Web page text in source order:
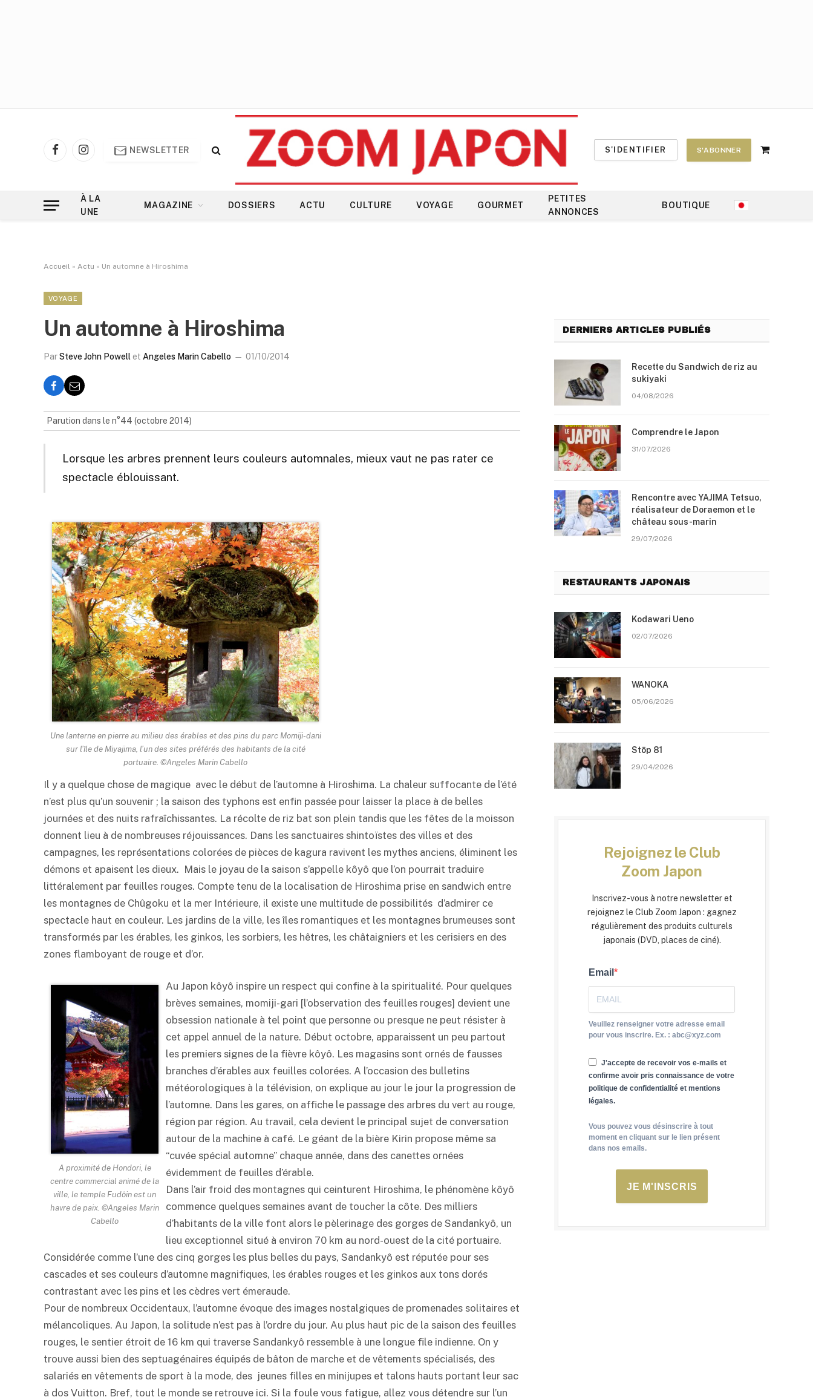
FacebookInstagram
NEWSLETTER S'IDENTIFIER S'ABONNER
Shopping
À LA
UNE
MAGAZINE DOSSIERS ACTU CULTURE VOYAGE GOURMET
PETITES
ANNONCES
BOUTIQUE
Accueil » Actu » Un automne à Hiroshima
VOYAGE
Un automne à Hiroshima
ParSteve John Powell et Angeles Marin Cabello 01/10/2014
Parution dans le n°44 (octobre 2014)
Lorsque les arbres prennent leurs couleurs automnales, mieux vaut ne pas rater ce
spectacle éblouissant.
Une lanterne en pierre au milieu des érables et des pins du parc Momiji-dani
sur l’île de Miyajima, l’un des sites préférés des habitants de la cité
portuaire. ©Angeles Marin Cabello
Il y a quelque chose de magique avec le début de l’automne à Hiroshima. La chaleur suffocante de l’été
n’est plus qu’un souvenir ; la saison des typhons est enfin passée pour laisser la place à de belles
journées et des nuits rafraîchissantes. La récolte de riz bat son plein tandis que les fêtes de la moisson
donnent lieu à de nombreuses réjouissances. Dans les sanctuaires shintoïstes des villes et des
campagnes, les représentations colorées de pièces de kagura ravivent les mythes anciens, éliminent les
démons et apaisent les dieux. Mais le joyau de la saison s’appelle kôyô que l’on pourrait traduire
littéralement par feuilles rouges. Compte tenu de la localisation de Hiroshima prise en sandwich entre
les montagnes de Chûgoku et la mer Intérieure, il existe une multitude de possibilités d’admirer ce
spectacle haut en couleur. Les jardins de la ville, les îles romantiques et les montagnes brumeuses sont
transformés par les érables, les ginkos, les sorbiers, les hêtres, les châtaigniers et les cerisiers en des
zones flamboyant de rouge et d’or.
A proximité de Hondori, le
centre commercial animé de la
ville, le temple Fudôin est un
havre de paix. ©Angeles Marin
Cabello
Au Japon kôyô inspire un respect qui confine à la spiritualité. Pour quelques
brèves semaines, momiji-gari [l’observation des feuilles rouges] devient une
obsession nationale à tel point que personne ou presque ne peut résister à
cet appel annuel de la nature. Début octobre, apparaissent un peu partout
les premiers signes de la fièvre kôyô. Les magasins sont ornés de fausses
branches d’érables aux feuilles colorées. A l’occasion des bulletins
météorologiques à la télévision, on explique au jour le jour la progression de
l’automne. Dans les gares, on affiche le passage des arbres du vert au rouge,
région par région. Au travail, cela devient le principal sujet de conversation
autour de la machine à café. Le géant de la bière Kirin propose même sa
“cuvée spécial automne” chaque année, dans des canettes ornées
évidemment de feuilles d’érable.
Dans l’air froid des montagnes qui ceinturent Hiroshima, le phénomène kôyô
commence quelques semaines avant de toucher la côte. Des milliers
d’habitants de la ville font alors le pèlerinage des gorges de Sandankyô, un
lieu exceptionnel situé à environ 70 km au nord-ouest de la cité portuaire.
Considérée comme l’une des cinq gorges les plus belles du pays, Sandankyô est réputée pour ses
cascades et ses couleurs d’automne magnifiques, les érables rouges et les ginkos aux tons dorés
contrastant avec les pins et les cèdres vert émeraude.
Pour de nombreux Occidentaux, l’automne évoque des images nostalgiques de promenades solitaires et
mélancoliques. Au Japon, la solitude n’est pas à l’ordre du jour. Au plus haut pic de la saison des feuilles
rouges, le sentier étroit de 16 km qui traverse Sandankyô ressemble à une longue file indienne. On y
trouve aussi bien des septuagénaires équipés de bâton de marche et de vêtements spécialisés, des
salariés en vêtements de sport à la mode, des jeunes filles en minijupes et talons hauts portant leur sac
à dos Vuitton. Bref, tout le monde se retrouve ici. Si la foule vous fatigue, allez vous détendre sur l’un
DERNIERS ARTICLES PUBLIÉS
Recette du Sandwich de riz au
sukiyaki
04/08/2026
Comprendre le Japon
31/07/2026
Rencontre avec YAJIMA Tetsuo,
réalisateur de Doraemon et le
château sous-marin
29/07/2026
RESTAURANTS JAPONAIS
Kodawari Ueno
02/07/2026
WANOKA
05/06/2026
Stōp 81
29/04/2026
Rejoignez le Club
Zoom Japon
Inscrivez-vous à notre newsletter et
rejoignez le Club Zoom Japon : gagnez
régulièrement des produits culturels
japonais (DVD, places de ciné).
Email
Veuillez renseigner votre adresse email
pour vous inscrire. Ex. : abc@xyz.com
J'accepte de recevoir vos e-mails et
confirme avoir pris connaissance de votre
politique de confidentialité et mentions
légales.
Vous pouvez vous désinscrire à tout
moment en cliquant sur le lien présent
dans nos emails.
JE M'INSCRIS